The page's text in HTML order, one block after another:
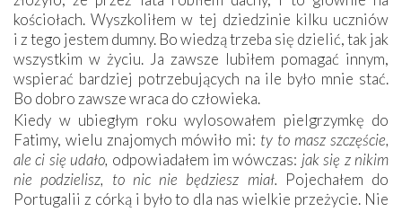
kościołach. Wyszkoliłem w tej dziedzinie kilku uczniów
i z tego jestem dumny. Bo wiedzą trzeba się dzielić, tak jak
wszystkim w życiu. Ja zawsze lubiłem pomagać innym,
wspierać bardziej potrzebujących na ile było mnie stać.
Bo dobro zawsze wraca do człowieka.
Kiedy w ubiegłym roku wylosowałem pielgrzymkę do
Fatimy, wielu znajomych mówiło mi: ty to masz szczęście,
ale ci się udało, odpowiadałem im wówczas: jak się z nikim
nie podzielisz, to nic nie będziesz miał. Pojechałem do
Portugalii z córką i było to dla nas wielkie przeżycie. Nie